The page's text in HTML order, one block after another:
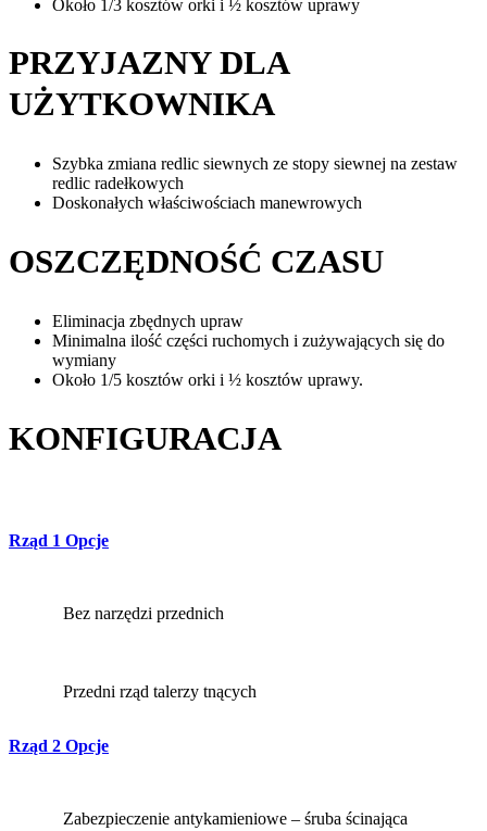
Około 1/3 kosztów orki i ½ kosztów uprawy
PRZYJAZNY DLA
UŻYTKOWNIKA
Szybka zmiana redlic siewnych ze stopy siewnej na zestaw
redlic radełkowych
Doskonałych właściwościach manewrowych
OSZCZĘDNOŚĆ CZASU
Eliminacja zbędnych upraw
Minimalna ilość części ruchomych i zużywających się do
wymiany
Około 1/5 kosztów orki i ½ kosztów uprawy.
KONFIGURACJA
Rząd 1 Opcje
Bez narzędzi przednich
Przedni rząd talerzy tnących
Rząd 2 Opcje
Zabezpieczenie antykamieniowe – śruba ścinająca